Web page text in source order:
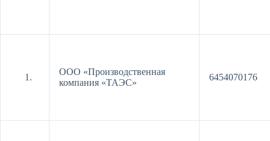
ООО «Производственная
компания «ТАЭС»
6454070176